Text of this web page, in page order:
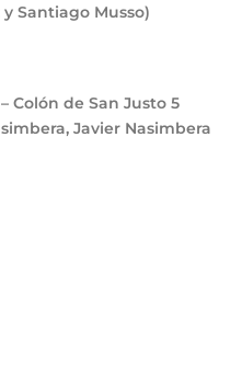
Santiago Musso)
Colón de San Justo 5
Javier Nasimbera